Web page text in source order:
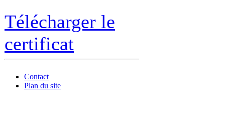
Télécharger le
certificat
Contact
Plan du site